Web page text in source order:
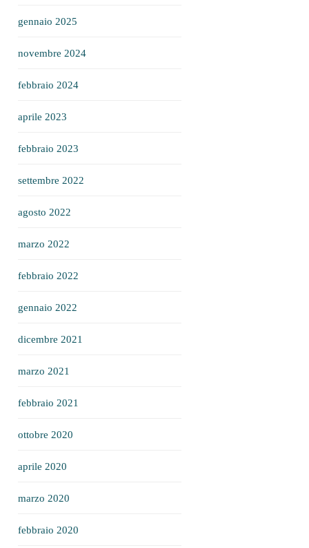
gennaio 2025
novembre 2024
febbraio 2024
aprile 2023
febbraio 2023
settembre 2022
agosto 2022
marzo 2022
febbraio 2022
gennaio 2022
dicembre 2021
marzo 2021
febbraio 2021
ottobre 2020
aprile 2020
marzo 2020
febbraio 2020